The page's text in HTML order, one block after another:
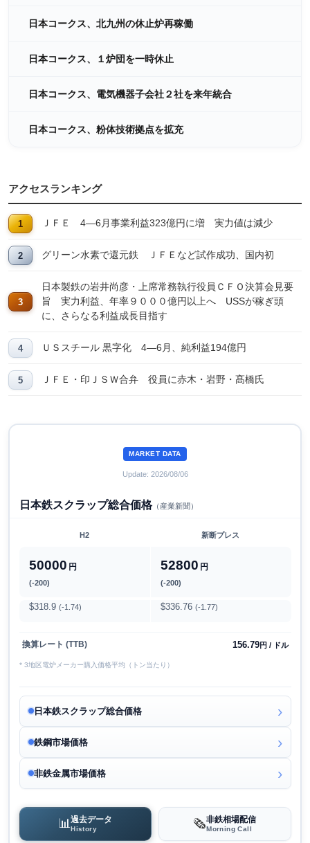
日本コークス、北九州の休止炉再稼働
日本コークス、１炉団を一時休止
日本コークス、電気機器子会社２社を来年統合
日本コークス、粉体技術拠点を拡充
アクセスランキング
ＪＦＥ 4―6月事業利益323億円に増 実力値は減少
グリーン水素で還元鉄 ＪＦＥなど試作成功、国内初
日本製鉄の岩井尚彦・上席常務執行役員ＣＦＯ決算会見要
旨 実力利益、年率９０００億円以上へ USSが稼ぎ頭
に、さらなる利益成長目指す
ＵＳスチール 黒字化 4―6月、純利益194億円
ＪＦＥ・印ＪＳＷ合弁 役員に赤木・岩野・髙橋氏
MARKET DATA
Update: 2026/08/06
日本鉄スクラップ総合価格（産業新聞）
H2 新断プレス
50000 円
(-200)
52800 円
(-200)
$318.9 (-1.74) $336.76 (-1.77)
換算レート (TTB) 156.79円 / ドル
* 3地区電炉メーカー購入価格平均（トン当たり）
日本鉄スクラップ総合価格
鉄鋼市場価格
非鉄金属市場価格
📊過去データ
History 🗞️非鉄相場配信
Morning Call